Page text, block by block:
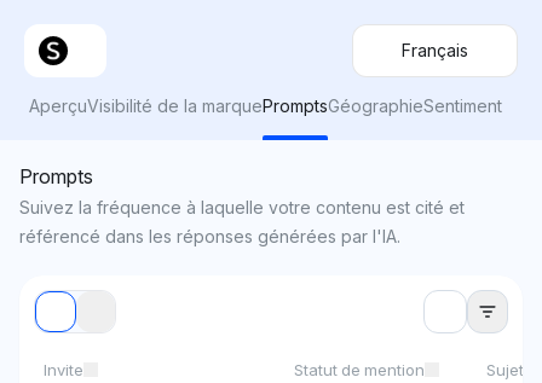
Français
AperçuVisibilité de la marquePromptsGéographieSentiment
Prompts
Suivez la fréquence à laquelle votre contenu est cité et
référencé dans les réponses générées par l'IA.
Invite Statut de mention Sujets